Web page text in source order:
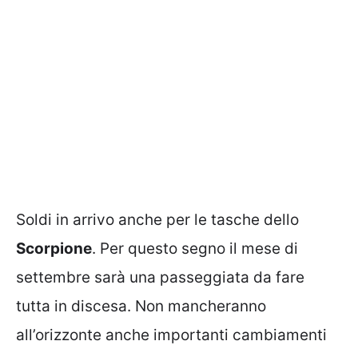
Soldi in arrivo anche per le tasche dello
Scorpione. Per questo segno il mese di
settembre sarà una passeggiata da fare
tutta in discesa. Non mancheranno
all’orizzonte anche importanti cambiamenti